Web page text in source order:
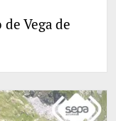
Vega de